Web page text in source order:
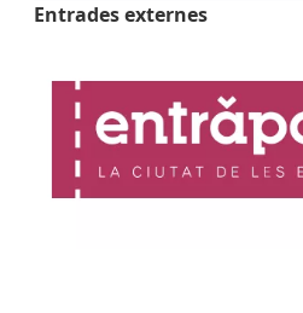
Entrades externes